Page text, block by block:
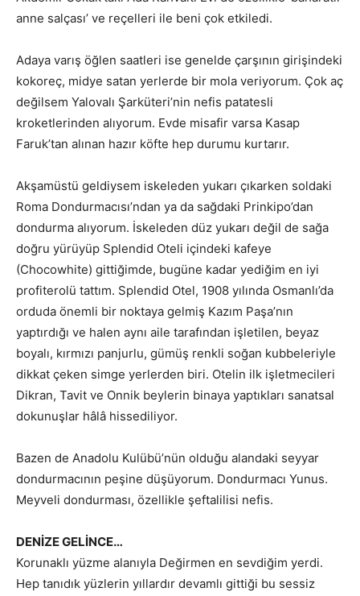
anne salçası’ ve reçelleri ile beni çok etkiledi.
Adaya varış öğlen saatleri ise genelde çarşının girişindeki
kokoreç, midye satan yerlerde bir mola veriyorum. Çok aç
değilsem Yalovalı Şarküteri’nin nefis patatesli
kroketlerinden alıyorum. Evde misafir varsa Kasap
Faruk’tan alınan hazır köfte hep durumu kurtarır.
Akşamüstü geldiysem iskeleden yukarı çıkarken soldaki
Roma Dondurmacısı’ndan ya da sağdaki Prinkipo’dan
dondurma alıyorum. İskeleden düz yukarı değil de sağa
doğru yürüyüp Splendid Oteli içindeki kafeye
(Chocowhite) gittiğimde, bugüne kadar yediğim en iyi
profiterolü tattım. Splendid Otel, 1908 yılında Osmanlı’da
orduda önemli bir noktaya gelmiş Kazım Paşa’nın
yaptırdığı ve halen aynı aile tarafından işletilen, beyaz
boyalı, kırmızı panjurlu, gümüş renkli soğan kubbeleriyle
dikkat çeken simge yerlerden biri. Otelin ilk işletmecileri
Dikran, Tavit ve Onnik beylerin binaya yaptıkları sanatsal
dokunuşlar hâlâ hissediliyor.
Bazen de Anadolu Kulübü’nün olduğu alandaki seyyar
dondurmacının peşine düşüyorum. Dondurmacı Yunus.
Meyveli dondurması, özellikle şeftalilisi nefis.
DENİZE GELİNCE…
Korunaklı yüzme alanıyla Değirmen en sevdiğim yerdi.
Hep tanıdık yüzlerin yıllardır devamlı gittiği bu sessiz